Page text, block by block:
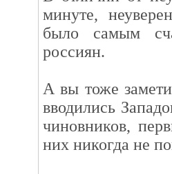
минуте,
было самым
россиян.
А вы тоже
вводились
чиновников,
них никогда не